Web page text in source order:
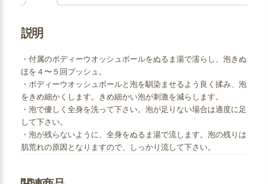
説明
・付属のボディーウオッシュボールをぬるま湯で濡らし、泡きぬ
ほを４〜５回プッシュ。
・ボディーウオッシュボールと泡を馴染ませるよう良く揉み、泡
をきめ細かくします。きめ細かい泡が刺激を減らします。
・泡で優しく全身を洗って下さい。泡が足りない場合は適度に足
して下さい。
・泡が残らないように、全身をぬるま湯で流します。泡の残りは
肌荒れの原因となりますので、しっかり流して下さい。